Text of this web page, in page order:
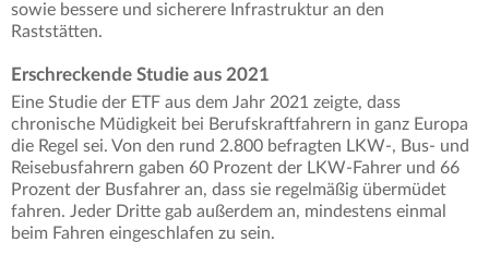
sowie bessere und sicherere Infrastruktur an den
Raststätten.
Erschreckende Studie aus 2021
Eine Studie der ETF aus dem Jahr 2021 zeigte, dass
chronische Müdigkeit bei Berufskraftfahrern in ganz Europa
die Regel sei. Von den rund 2.800 befragten LKW-, Bus- und
Reisebusfahrern gaben 60 Prozent der LKW-Fahrer und 66
Prozent der Busfahrer an, dass sie regelmäßig übermüdet
fahren. Jeder Dritte gab außerdem an, mindestens einmal
beim Fahren eingeschlafen zu sein.